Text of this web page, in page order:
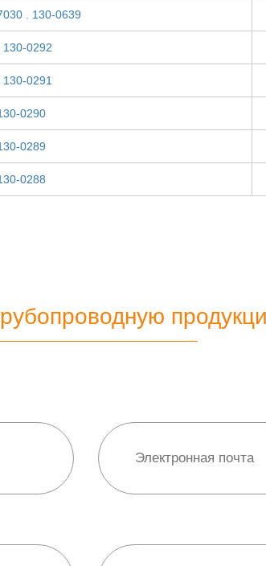
. 130-0639
130-0292
0291
0290
0289
0288